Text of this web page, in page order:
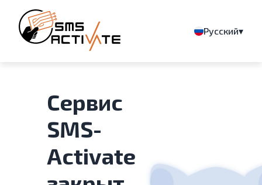
Русский▾
Сервис
SMS-
Activate